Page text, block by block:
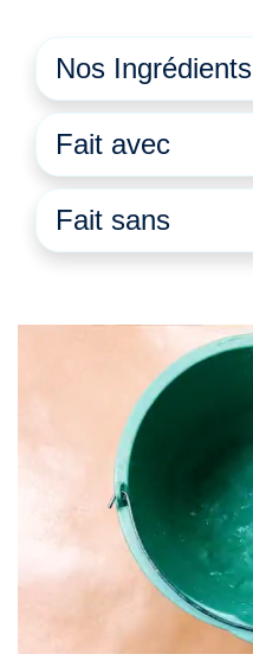
Nos Ingrédients
Fait avec
Fait sans